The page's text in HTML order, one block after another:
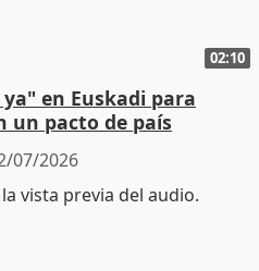
02:10
en Euskadi para
pacto de país
07/2026